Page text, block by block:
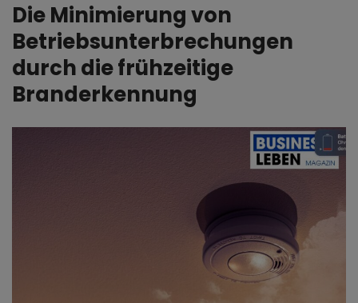
Die Minimierung von
Betriebsunterbrechungen
durch die frühzeitige
Branderkennung